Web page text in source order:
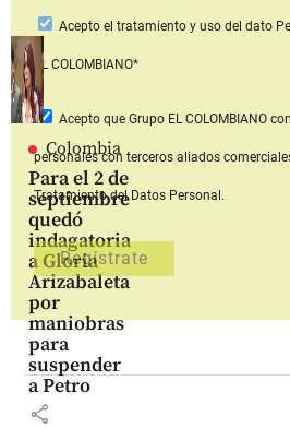
Colombia
Para el 2 de
septiembre
quedó
indagatoria
a Gloria
Arizabaleta
por
maniobras
para
suspender
a Petro
share
Acepto el tratamiento y uso del dato
EL COLOMBIANO*
Acepto que Grupo EL COLOMBIANO
personales con terceros aliados
Tratamiento del Datos Personal.